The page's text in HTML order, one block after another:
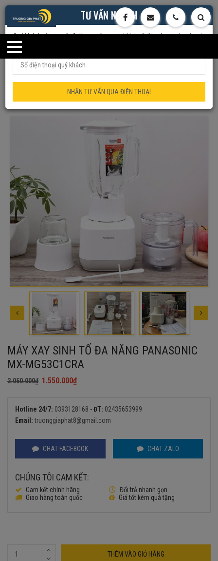
năng Panasonic MX-MG53C1CRA
MÁY XAY SINH TỐ ĐA NĂNG PANASONIC
MX-MG53C1CRA
2.050.000₫
2.050.000₫.
1.550.000₫
Hotline 24/7: 0393128168 -ĐT: 02435653999
Email: truonggiaphat8@gmail.com
CHAT FACEBOOK CHAT ZALO
CHÚNG TÔI CAM KẾT:
Cam kết chính hãng
Đổi trả nhanh gọn
Giao hàng toàn quốc
Giá tốt kèm quà tặng
THÊM VÀO GIỎ HÀNG
TƯ VẤN NHANH
Quý khách cần tư vấn ? đừng ngần ngại để lại số điện thoại, chuyên gia
NHẬN TƯ VẤN QUA ĐIỆN THOẠI